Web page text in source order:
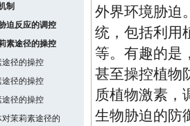
制
迫反应的调控
素途径的操控
径的操控
径的操控
径的操控
茉莉素途径的
外界环境胁迫
统，包括利用
等。有趣的是
甚至操控植物
质植物激素，
生物胁迫的防